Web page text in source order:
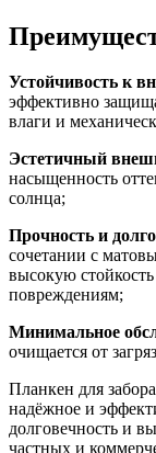
Устойчивость к
эффективно
влаги и
Эстетичный
насыщенность
солнца;
Прочность и
сочетании с
высокую
повреждениям;
Минимальное
очищается от
Планкен для
надёжное и
долговечность и
частных и